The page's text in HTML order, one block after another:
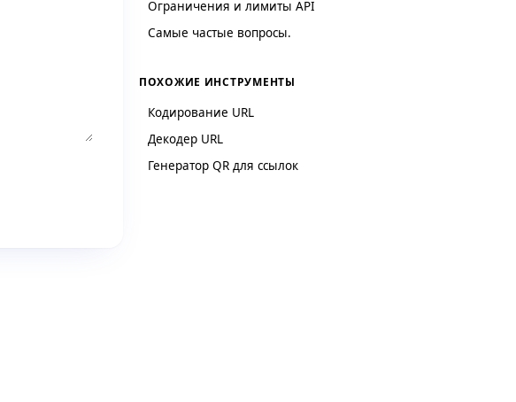
Ограничения и лимиты API
Самые частые вопросы.
ПОХОЖИЕ ИНСТРУМЕНТЫ
Кодирование URL
Декодер URL
Генератор QR для ссылок